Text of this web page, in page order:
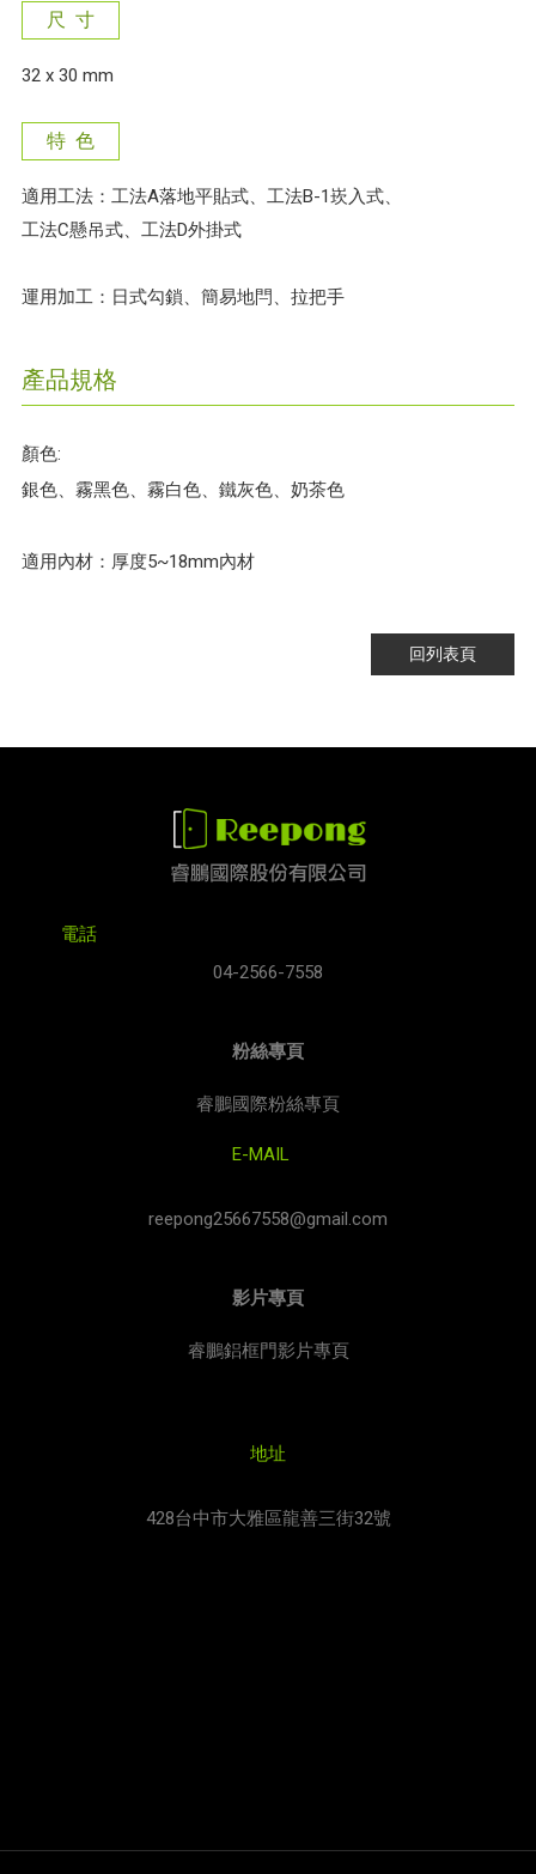
尺 寸
32 x 30 mm
特 色
適用工法：工法A落地平貼式、工法B-1崁入式、
工法C懸吊式、工法D外掛式
運用加工：日式勾鎖、簡易地閂、拉把手
產品規格
顏色:
銀色、霧黑色、霧白色、鐵灰色、奶茶色
適用內材：厚度5~18mm內材
回列表頁
電話
04-2566-7558
粉絲專頁
睿鵬國際粉絲專頁
E-MAIL
reepong25667558@gmail.com
影片專頁
睿鵬鋁框門影片專頁
地址
428台中市大雅區龍善三街32號